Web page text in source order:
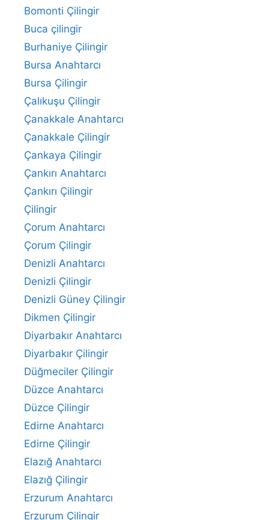
Bomonti Çilingir
Buca çilingir
Burhaniye Çilingir
Bursa Anahtarcı
Bursa Çilingir
Çalıkuşu Çilingir
Çanakkale Anahtarcı
Çanakkale Çilingir
Çankaya Çilingir
Çankırı Anahtarcı
Çankırı Çilingir
Çilingir
Çorum Anahtarcı
Çorum Çilingir
Denizli Anahtarcı
Denizli Çilingir
Denizli Güney Çilingir
Dikmen Çilingir
Diyarbakır Anahtarcı
Diyarbakır Çilingir
Düğmeciler Çilingir
Düzce Anahtarcı
Düzce Çilingir
Edirne Anahtarcı
Edirne Çilingir
Elazığ Anahtarcı
Elazığ Çilingir
Erzurum Anahtarcı
Erzurum Çilingir